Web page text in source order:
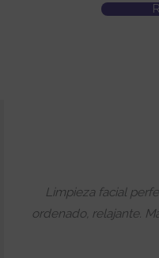
Limpieza facial
ordenado, relajante.